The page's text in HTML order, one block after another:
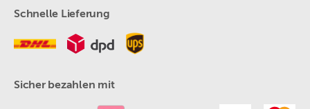
Schnelle Lieferung
Sicher bezahlen mit